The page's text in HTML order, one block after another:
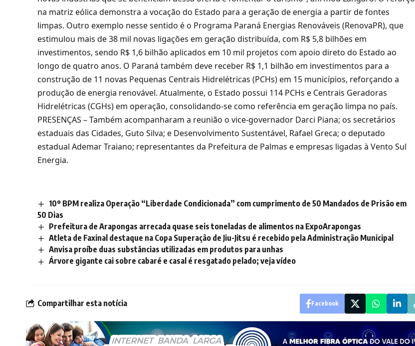
na matriz eólica demonstra a vocação do Estado para a geração de energia a partir de fontes
limpas. Outro exemplo nesse sentido é o Programa Paraná Energias Renováveis (RenovaPR), que
estimulou mais de 38 mil novas ligações em geração distribuída, com R$ 5,8 bilhões em
investimentos, sendo R$ 1,6 bilhão aplicados em 10 mil projetos com apoio direto do Estado ao
longo de quatro anos. O Paraná também deve receber R$ 1,1 bilhão em investimentos para a
construção de 11 novas Pequenas Centrais Hidrelétricas (PCHs) em 15 municípios, reforçando a
produção de energia renovável. Atualmente, o Estado possui 114 PCHs e Centrais Geradoras
Hidrelétricas (CGHs) em operação, consolidando-se como referência em geração limpa no país.
PRESENÇAS – Também acompanharam a reunião o vice-governador Darci Piana; os secretários
estaduais das Cidades, Guto Silva; e Desenvolvimento Sustentável, Rafael Greca; o deputado
estadual Ademar Traiano; representantes da Prefeitura de Palmas e empresas ligadas à Vento Sul
Energia.
10º BPM realiza Operação “Liberdade Condicionada” com cumprimento de 50 Mandados de Prisão em
50 Dias
Prefeitura de Arapongas arrecada quase seis toneladas de alimentos na ExpoArapongas
Atleta de Faxinal destaque na Copa Superação de Jiu-Jitsu é recebido pela Administração Municipal
Anvisa proíbe duas substâncias utilizadas em produtos para unhas
Árvore gigante cai sobre cabaré e casal é resgatado pelado; veja vídeo
Compartilhar esta notícia Facebook